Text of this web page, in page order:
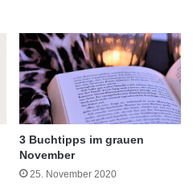
3 Buchtipps im grauen
November
25. November 2020